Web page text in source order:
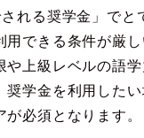
れる奨学金」でと
用できる条件が厳
や上級レベルの語
奨学金を利用した
必須となります。